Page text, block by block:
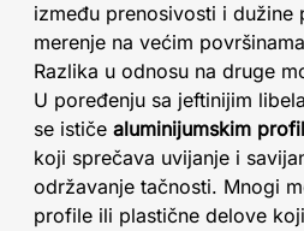
između prenosivosti i dužine
merenje na većim
Razlika u odnosu na druge
U poređenju sa jeftinijim
se ističe aluminijumskim
koji sprečava uvijanje i
održavanje tačnosti. Mnogi
profile ili plastične delove